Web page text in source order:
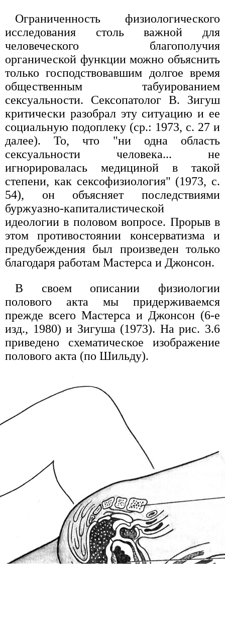
Ограниченность физиологического
исследования столь важной для
человеческого благополучия
органической функции можно объяснить
только господствовавшим долгое время
общественным табуированием
сексуальности. Сексопатолог В. Зигуш
критически разобрал эту ситуацию и ее
социальную подоплеку (ср.: 1973, с. 27 и
далее). То, что "ни одна область
сексуальности человека... не
игнорировалась медициной в такой
степени, как сексофизиология" (1973, с.
54), он объясняет последствиями
буржуазно-капиталистической
идеологии в половом вопросе. Прорыв в
этом противостоянии консерватизма и
предубеждения был произведен только
благодаря работам Мастерса и Джонсон.
В своем описании физиологии
полового акта мы придерживаемся
прежде всего Мастерса и Джонсон (6-е
изд., 1980) и Зигуша (1973). На рис. 3.6
приведено схематическое изображение
полового акта (по Шильду).